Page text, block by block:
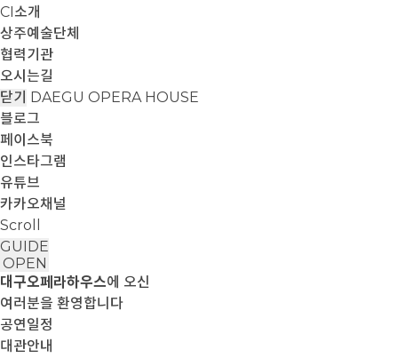
CI소개
상주예술단체
협력기관
오시는길
닫기 DAEGU OPERA HOUSE
블로그
페이스북
인스타그램
유튜브
카카오채널
Scroll
GUIDE
OPEN
대구오페라하우스에 오신
여러분을 환영합니다
공연일정
대관안내